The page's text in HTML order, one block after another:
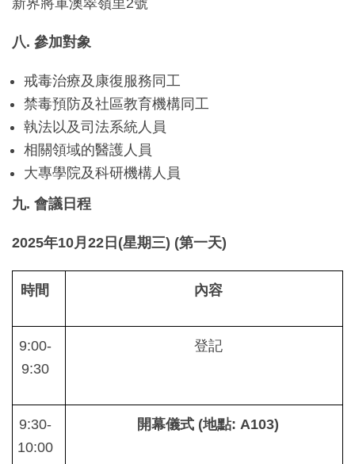
八. 參加對象
戒毒治療及康復服務同工
禁毒預防及社區教育機構同工
執法以及司法系統人員
相關領域的醫護人員
大專學院及科研機構人員
九. 會議日程
2025年10月 22 日 (星期三) (第一天)
時間 內容
9:00-
9:30
登記
9:30-
10:00
開幕儀式 (地點: A103)